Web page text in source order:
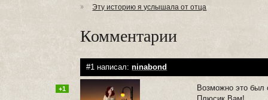
Эту историю я услышала от отца
Комментарии
#1 написал:ninabond
+1
Возможно это был